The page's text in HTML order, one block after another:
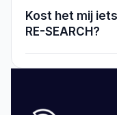
Kost het mij
RE-SEARCH?